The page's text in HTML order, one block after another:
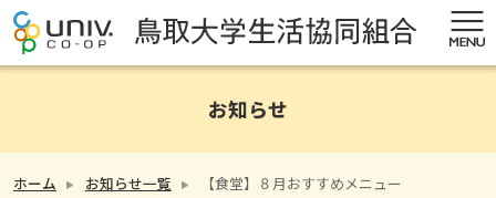
お知らせ
ホーム お知らせ一覧 【食堂】８月おすすめメニュー